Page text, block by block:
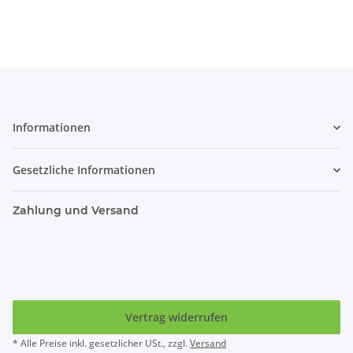
Informationen
Gesetzliche Informationen
Zahlung und Versand
Vertrag widerrufen
* Alle Preise inkl. gesetzlicher USt., zzgl.Versand